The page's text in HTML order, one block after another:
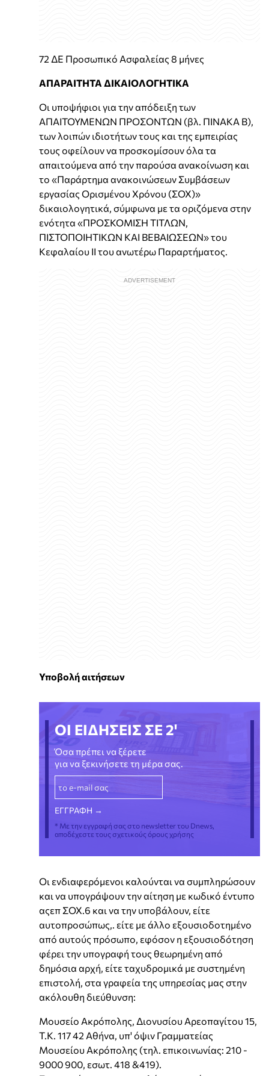
72 ΔΕ Προσωπικό Ασφαλείας 8 μήνες
ΑΠΑΡΑΙΤΗΤΑ ΔΙΚΑΙΟΛΟΓΗΤΙΚΑ
Οι υποψήφιοι για την απόδειξη των
ΑΠΑΙΤΟΥΜΕΝΩΝ ΠΡΟΣΟΝΤΩΝ (βλ. ΠΙΝΑΚΑ Β),
των λοιπών ιδιοτήτων τους και της εμπειρίας
τους οφείλουν να προσκομίσουν όλα τα
απαιτούμενα από την παρούσα ανακοίνωση και
το «Παράρτημα ανακοινώσεων Συμβάσεων
εργασίας Ορισμένου Χρόνου (ΣΟΧ)»
δικαιολογητικά, σύμφωνα με τα οριζόμενα στην
ενότητα «ΠΡΟΣΚΟΜΙΣΗ ΤΙΤΛΩΝ,
ΠΙΣΤΟΠΟΙΗΤΙΚΩΝ ΚΑΙ ΒΕΒΑΙΩΣΕΩΝ» του
Κεφαλαίου II του ανωτέρω Παραρτήματος.
Υποβολή αιτήσεων
ΟΙ ΕΙΔΗΣΕΙΣ ΣΕ 2'
Όσα πρέπει να ξέρετε
για να ξεκινήσετε τη μέρα σας.
* Με την εγγραφή σας στο newsletter του Dnews,
αποδέχεστε τους σχετικούς όρους χρήσης
Οι ενδιαφερόμενοι καλούνται να συμπληρώσουν
και να υπογράψουν την αίτηση με κωδικό έντυπο
αςεπ ΣΟΧ.6 και να την υποβάλουν, είτε
αυτοπροσώπως,. είτε με άλλο εξουσιοδοτημένο
από αυτούς πρόσωπο, εφόσον η εξουσιοδότηση
φέρει την υπογραφή τους θεωρημένη από
δημόσια αρχή, είτε ταχυδρομικά με συστημένη
επιστολή, στα γραφεία της υπηρεσίας μας στην
ακόλουθη διεύθυνση:
Μουσείο Ακρόπολης, Διονυσίου Αρεοπαγίτου 15,
Τ.Κ. 117 42 Αθήνα, υπ' όψιν Γραμματείας
Μουσείου Ακρόπολης (τηλ. επικοινωνίας: 210 -
9000 900, εσωτ. 418 &419).